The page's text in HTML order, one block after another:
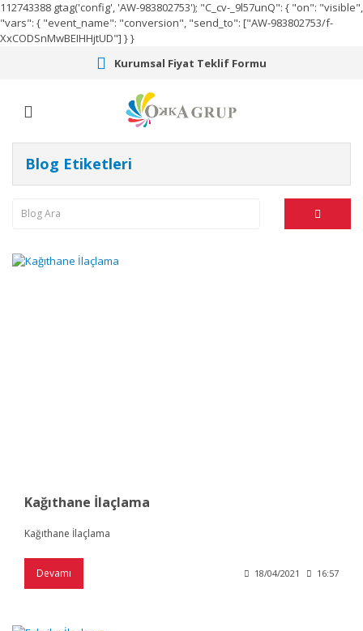
112743388 gtag('config', 'AW-983802753'); "C_cv-_9l57unQ": { "on": "visible",
"vars": { "event_name": "conversion", "send_to": ["AW-983802753/f-
XxCODSnMwBEIHHjtUD"] } }
Kurumsal Fiyat Teklif Formu
Blog Etiketleri
Kağıthane İlaçlama
Kağıthane İlaçlama
Devamı 18/04/2021 16:57